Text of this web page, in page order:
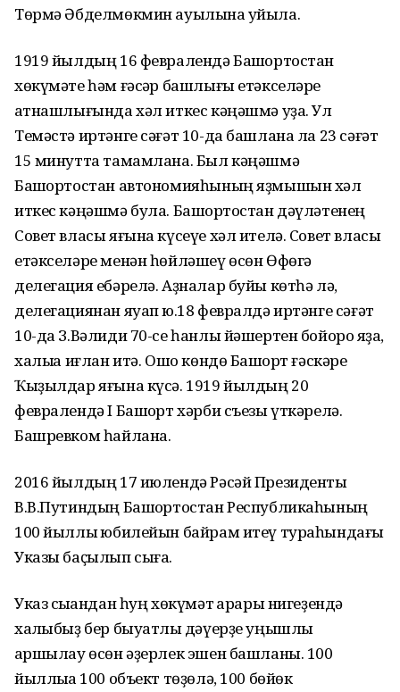
Төрмә Әбделмөкмин ауылына ҡуйыла.
1919 йылдың 16 февралендә Башҡортостан
хөкүмәте һәм ғәсҡәр башлығы етәкселәре
ҡатнашлығында хәл иткес кәңәшмә уҙа. Ул
Темәстә иртәнге сәғәт 10-да башлана ла 23 сәғәт
15 минутта тамамлана. Был кәңәшмә
Башҡортостан автономияһының яҙмышын хәл
иткес кәңәшмә була. Башҡортостан дәүләтенең
Совет власы яғына күсеүе хәл ителә. Совет власы
етәкселәре менән һөйләшеү өсөн Өфөгә
делегация ебәрелә. Аҙналар буйы көтһә лә,
делегациянан яуап юҡ.18 февралдә иртәнге сәғәт
10-да З.Вәлиди 70-се һанлы йәшертен бойороҡ яҙа,
халыҡҡа иғлан итә. Ошо көндө Башҡорт ғәскәре
Ҡыҙылдар яғына күсә. 1919 йылдың 20
февралендә I Башҡорт хәрби съезы үткәрелә.
Башревком һайлана.
2016 йылдың 17 июлендә Рәсәй Президенты
В.В.Путиндың Башҡортостан Республикаһының
100 йыллыҡ юбилейын байрам итеү тураһындағы
Указы баҫылып сыға.
Указ сыҡҡандан һуң хөкүмәт ҡарары нигеҙендә
халҡыбыҙ бер быуатлыҡ дәүерҙе уңышлы
ҡаршылау өсөн әҙерлек эшен башланы. 100
йыллыҡҡа 100 объект төҙөлә, 100 бөйөк